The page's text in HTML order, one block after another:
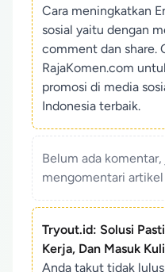
Cara meningkatkan
sosial yaitu dengan
comment dan share.
RajaKomen.com
promosi di media
Indonesia terbaik.
Belum ada
mengomentari
Tryout.id: Solusi
Kerja, Dan Masuk
Anda takut tidak